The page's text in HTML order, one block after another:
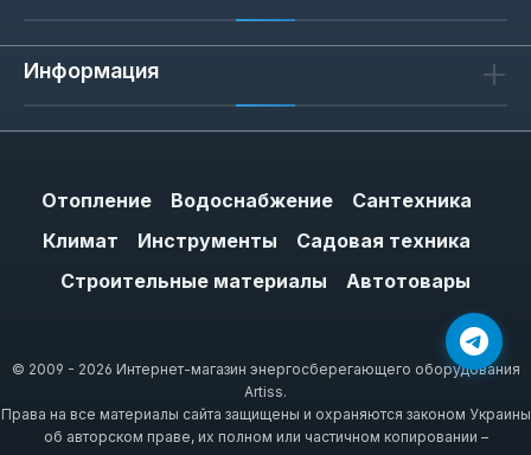
Информация
Отопление Водоснабжение
Сантехника
Климат
Инструменты
Садовая техника
Строительные материалы
Автотовары
© 2009 - 2026 Интернет-магазин энергосберегающего оборудования
Artiss.
Права на все материалы сайта защищены и охраняются законом Украины
об авторском праве, их полном или частичном копировании –